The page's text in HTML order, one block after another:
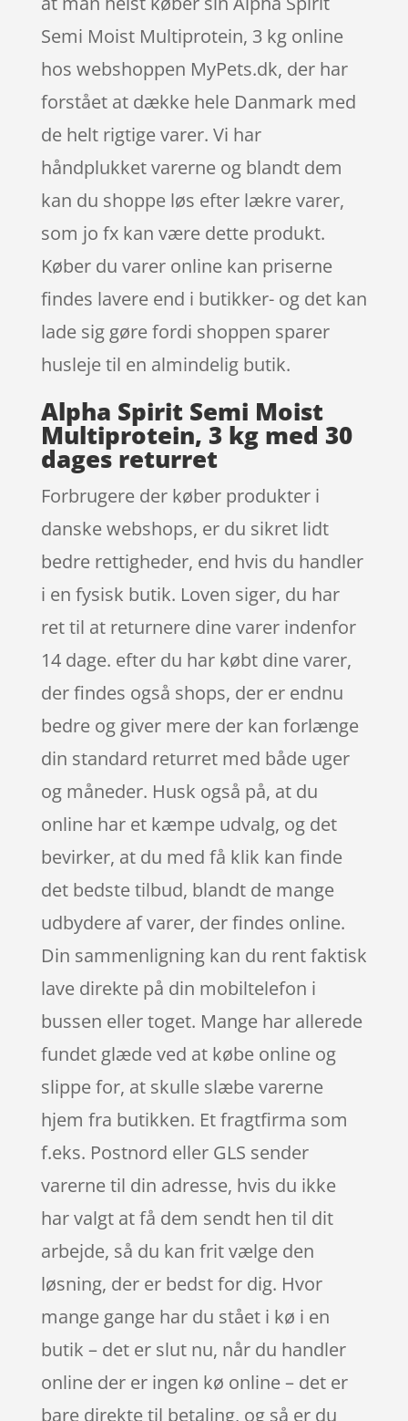
Semi Moist Multiprotein, 3 kg online
hos webshoppen MyPets.dk, der har
forstået at dække hele Danmark med
de helt rigtige varer. Vi har
håndplukket varerne og blandt dem
kan du shoppe løs efter lækre varer,
som jo fx kan være dette produkt.
Køber du varer online kan priserne
findes lavere end i butikker- og det kan
lade sig gøre fordi shoppen sparer
husleje til en almindelig butik.
Alpha Spirit Semi Moist
Multiprotein, 3 kg med 30
dages returret
Forbrugere der køber produkter i
danske webshops, er du sikret lidt
bedre rettigheder, end hvis du handler
i en fysisk butik. Loven siger, du har
ret til at returnere dine varer indenfor
14 dage. efter du har købt dine varer,
der findes også shops, der er endnu
bedre og giver mere der kan forlænge
din standard returret med både uger
og måneder. Husk også på, at du
online har et kæmpe udvalg, og det
bevirker, at du med få klik kan finde
det bedste tilbud, blandt de mange
udbydere af varer, der findes online.
Din sammenligning kan du rent faktisk
lave direkte på din mobiltelefon i
bussen eller toget. Mange har allerede
fundet glæde ved at købe online og
slippe for, at skulle slæbe varerne
hjem fra butikken. Et fragtfirma som
f.eks. Postnord eller GLS sender
varerne til din adresse, hvis du ikke
har valgt at få dem sendt hen til dit
arbejde, så du kan frit vælge den
løsning, der er bedst for dig. Hvor
mange gange har du stået i kø i en
butik – det er slut nu, når du handler
online der er ingen kø online – det er
bare direkte til betaling, og så er du